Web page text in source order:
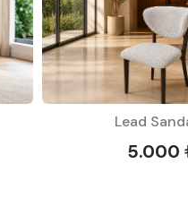
Lead
5.000